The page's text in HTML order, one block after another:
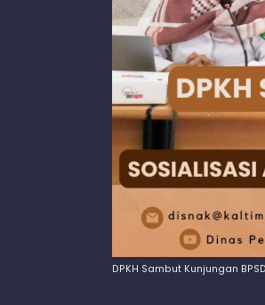
DPKH Sambut Kunjungan